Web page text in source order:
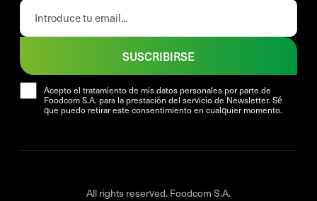
Acepto el tratamiento de mis datos personales por parte de
Foodcom S.A. para la prestación del servicio de Newsletter. Sé
que puedo retirar este consentimiento en cualquier momento.
SUSCRIBIRSE
All rights reserved. Foodcom S.A.